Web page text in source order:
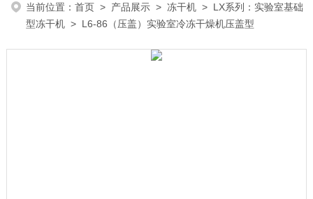
当前位置：首页 > 产品展示 >冻干机 > LX系列：实验室基础
型冻干机 > L6-86（压盖）实验室冷冻干燥机压盖型